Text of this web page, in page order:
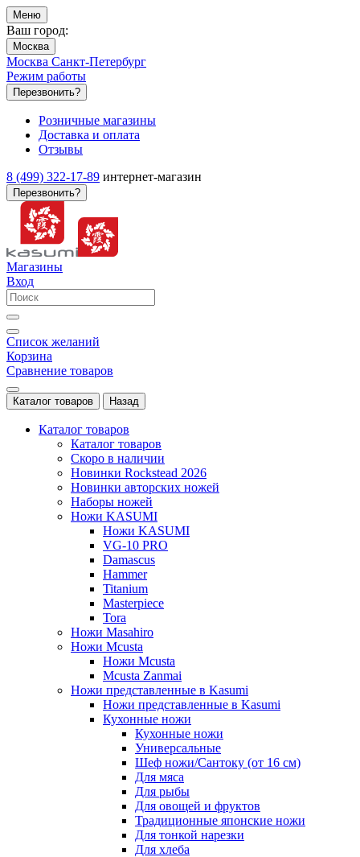
Меню
Ваш город:
Москва
Москва Санкт-Петербург
Режим работы
Перезвонить?
Розничные магазины
Доставка и оплата
Отзывы
8 (499) 322-17-89 интернет-магазин
Перезвонить?
Магазины
Вход
Список желаний
Корзина
Сравнение товаров
Каталог товаров Назад
Каталог товаров
Каталог товаров
Скоро в наличии
Новинки Rockstead 2026
Новинки авторских ножей
Наборы ножей
Ножи KASUMI
Ножи KASUMI
VG-10 PRO
Damascus
Hammer
Titanium
Masterpiece
Tora
Ножи Masahiro
Ножи Mcusta
Ножи Mcusta
Mcusta Zanmai
Ножи представленные в Kasumi
Ножи представленные в Kasumi
Кухонные ножи
Кухонные ножи
Универсальные
Шеф ножи/Сантоку (от 16 см)
Для мяса
Для рыбы
Для овощей и фруктов
Традиционные японские ножи
Для тонкой нарезки
Для хлеба